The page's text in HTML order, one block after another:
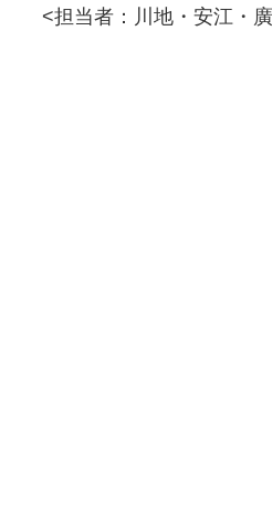
<担当者：川地・安江・